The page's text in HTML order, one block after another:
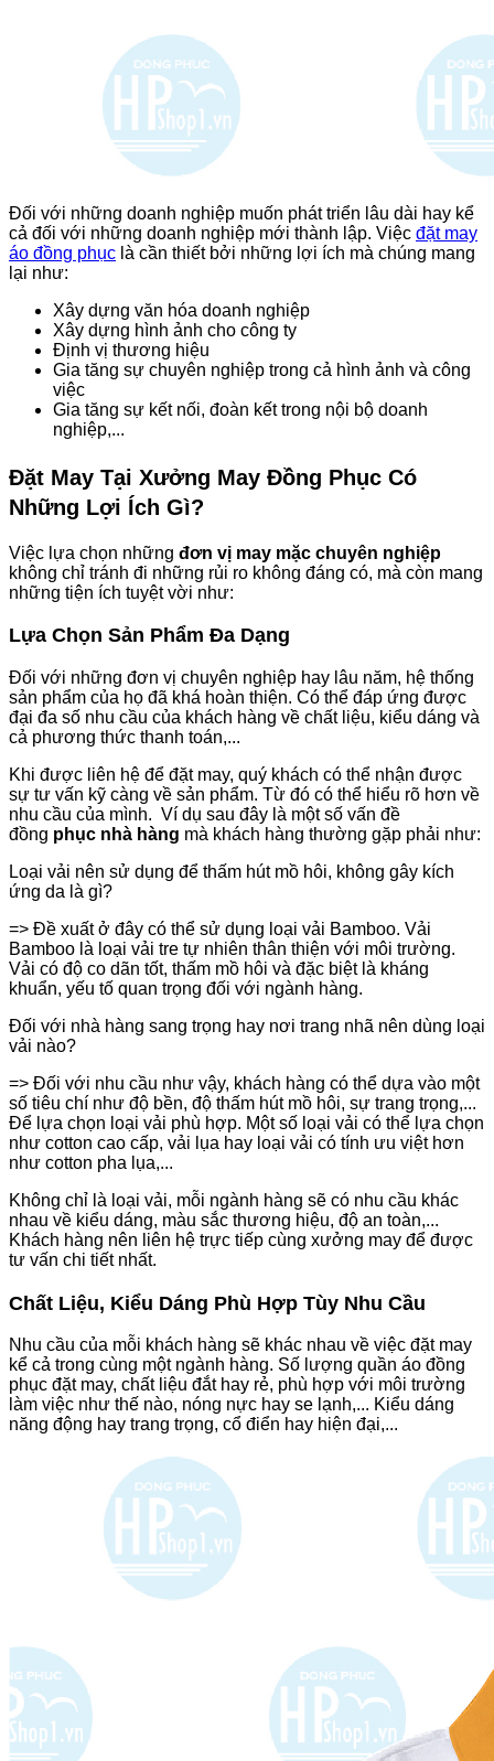
Đối với những doanh nghiệp muốn phát triển lâu dài hay kể
cả đối với những doanh nghiệp mới thành lập. Việc đặt may
áo đồng phục là cần thiết bởi những lợi ích mà chúng mang
lại như:
Xây dựng văn hóa doanh nghiệp
Xây dựng hình ảnh cho công ty
Định vị thương hiệu
Gia tăng sự chuyên nghiệp trong cả hình ảnh và công
việc
Gia tăng sự kết nối, đoàn kết trong nội bộ doanh
nghiệp,...
Đặt May Tại Xưởng May Đồng Phục Có
Những Lợi Ích Gì?
Việc lựa chọn những đơn vị may mặc chuyên nghiệp
không chỉ tránh đi những rủi ro không đáng có, mà còn mang
những tiện ích tuyệt vời như:
Lựa Chọn Sản Phẩm Đa Dạng
Đối với những đơn vị chuyên nghiệp hay lâu năm, hệ thống
sản phẩm của họ đã khá hoàn thiện. Có thể đáp ứng được
đại đa số nhu cầu của khách hàng về chất liệu, kiểu dáng và
cả phương thức thanh toán,...
Khi được liên hệ để đặt may, quý khách có thể nhận được
sự tư vấn kỹ càng về sản phẩm. Từ đó có thể hiểu rõ hơn về
nhu cầu của mình. Ví dụ sau đây là một số vấn đề
đồng phục nhà hàng mà khách hàng thường gặp phải như:
Loại vải nên sử dụng để thấm hút mồ hôi, không gây kích
ứng da là gì?
=> Đề xuất ở đây có thể sử dụng loại vải Bamboo. Vải
Bamboo là loại vải tre tự nhiên thân thiện với môi trường.
Vải có độ co dãn tốt, thấm mồ hôi và đặc biệt là kháng
khuẩn, yếu tố quan trọng đối với ngành hàng.
Đối với nhà hàng sang trọng hay nơi trang nhã nên dùng loại
vải nào?
=> Đối với nhu cầu như vậy, khách hàng có thể dựa vào một
số tiêu chí như độ bền, độ thấm hút mồ hôi, sự trang trọng,...
Để lựa chọn loại vải phù hợp. Một số loại vải có thể lựa chọn
như cotton cao cấp, vải lụa hay loại vải có tính ưu việt hơn
như cotton pha lụa,...
Không chỉ là loại vải, mỗi ngành hàng sẽ có nhu cầu khác
nhau về kiểu dáng, màu sắc thương hiệu, độ an toàn,...
Khách hàng nên liên hệ trực tiếp cùng xưởng may để được
tư vấn chi tiết nhất.
Chất Liệu, Kiểu Dáng Phù Hợp Tùy Nhu Cầu
Nhu cầu của mỗi khách hàng sẽ khác nhau về việc đặt may
kể cả trong cùng một ngành hàng. Số lượng quần áo đồng
phục đặt may, chất liệu đắt hay rẻ, phù hợp với môi trường
làm việc như thế nào, nóng nực hay se lạnh,... Kiểu dáng
năng động hay trang trọng, cổ điển hay hiện đại,...